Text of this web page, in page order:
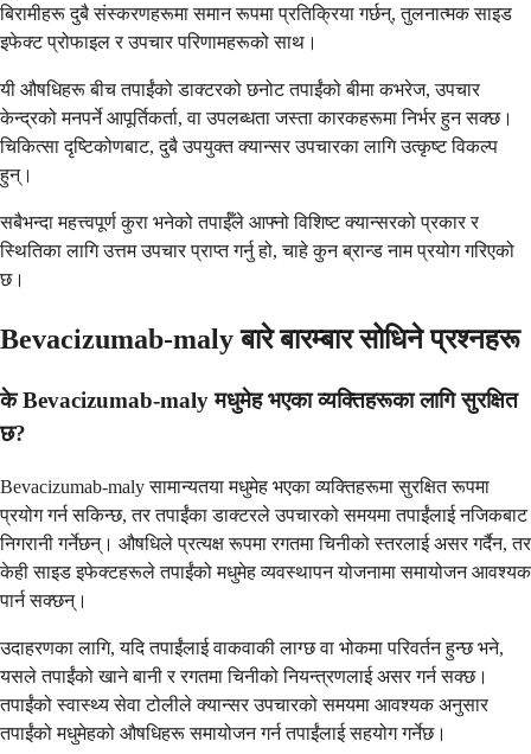
बिरामीहरू दुबै संस्करणहरूमा समान रूपमा प्रतिक्रिया गर्छन्, तुलनात्मक साइड
इफेक्ट प्रोफाइल र उपचार परिणामहरूको साथ।
यी औषधिहरू बीच तपाईंको डाक्टरको छनोट तपाईंको बीमा कभरेज, उपचार
केन्द्रको मनपर्ने आपूर्तिकर्ता, वा उपलब्धता जस्ता कारकहरूमा निर्भर हुन सक्छ।
चिकित्सा दृष्टिकोणबाट, दुबै उपयुक्त क्यान्सर उपचारका लागि उत्कृष्ट विकल्प
हुन्।
सबैभन्दा महत्त्वपूर्ण कुरा भनेको तपाईँले आफ्नो विशिष्ट क्यान्सरको प्रकार र
स्थितिका लागि उत्तम उपचार प्राप्त गर्नु हो, चाहे कुन ब्रान्ड नाम प्रयोग गरिएको
छ।
Bevacizumab-maly बारे बारम्बार सोधिने प्रश्नहरू
के Bevacizumab-maly मधुमेह भएका व्यक्तिहरूका लागि सुरक्षित
छ?
Bevacizumab-maly सामान्यतया मधुमेह भएका व्यक्तिहरूमा सुरक्षित रूपमा
प्रयोग गर्न सकिन्छ, तर तपाईंका डाक्टरले उपचारको समयमा तपाईंलाई नजिकबाट
निगरानी गर्नेछन्। औषधिले प्रत्यक्ष रूपमा रगतमा चिनीको स्तरलाई असर गर्दैन, तर
केही साइड इफेक्टहरूले तपाईंको मधुमेह व्यवस्थापन योजनामा समायोजन आवश्यक
पार्न सक्छन्।
उदाहरणका लागि, यदि तपाईंलाई वाकवाकी लाग्छ वा भोकमा परिवर्तन हुन्छ भने,
यसले तपाईंको खाने बानी र रगतमा चिनीको नियन्त्रणलाई असर गर्न सक्छ।
तपाईंको स्वास्थ्य सेवा टोलीले क्यान्सर उपचारको समयमा आवश्यक अनुसार
तपाईंको मधुमेहको औषधिहरू समायोजन गर्न तपाईंलाई सहयोग गर्नेछ।